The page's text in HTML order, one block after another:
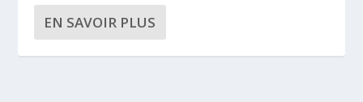
EN SAVOIR PLUS